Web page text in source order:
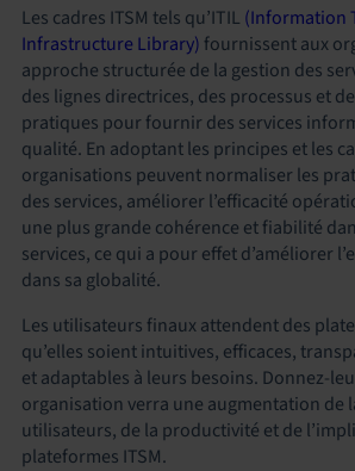
Les cadres ITSM tels qu’ITIL (Information
Infrastructure Library) fournissent aux
approche structurée de la gestion des
des lignes directrices, des processus et
pratiques pour fournir des services
qualité. En adoptant les principes et les
organisations peuvent normaliser les
des services, améliorer l’efficacité
une plus grande cohérence et fiabilité
services, ce qui a pour effet d’améliorer
dans sa globalité.
Les utilisateurs finaux attendent des
qu’elles soient intuitives, efficaces,
et adaptables à leurs besoins. Donnez-
organisation verra une augmentation de
utilisateurs, de la productivité et de
plateformes ITSM.